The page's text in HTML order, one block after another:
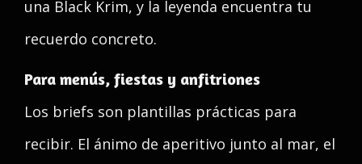
una Black Krim, y la leyenda encuentra tu
recuerdo concreto.
Para menús, fiestas y anfitriones
Los briefs son plantillas prácticas para
recibir. El ánimo de aperitivo junto al mar, el